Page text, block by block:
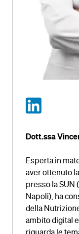
Dott.ssa
Esperta in
aver ottenuto
presso la SUN
Napoli), ha
della
ambito digital